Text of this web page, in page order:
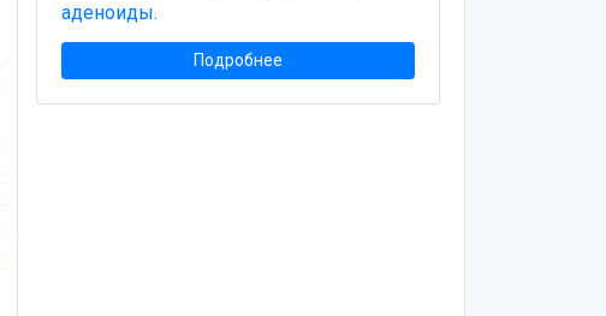
аденоиды.
Подробнее